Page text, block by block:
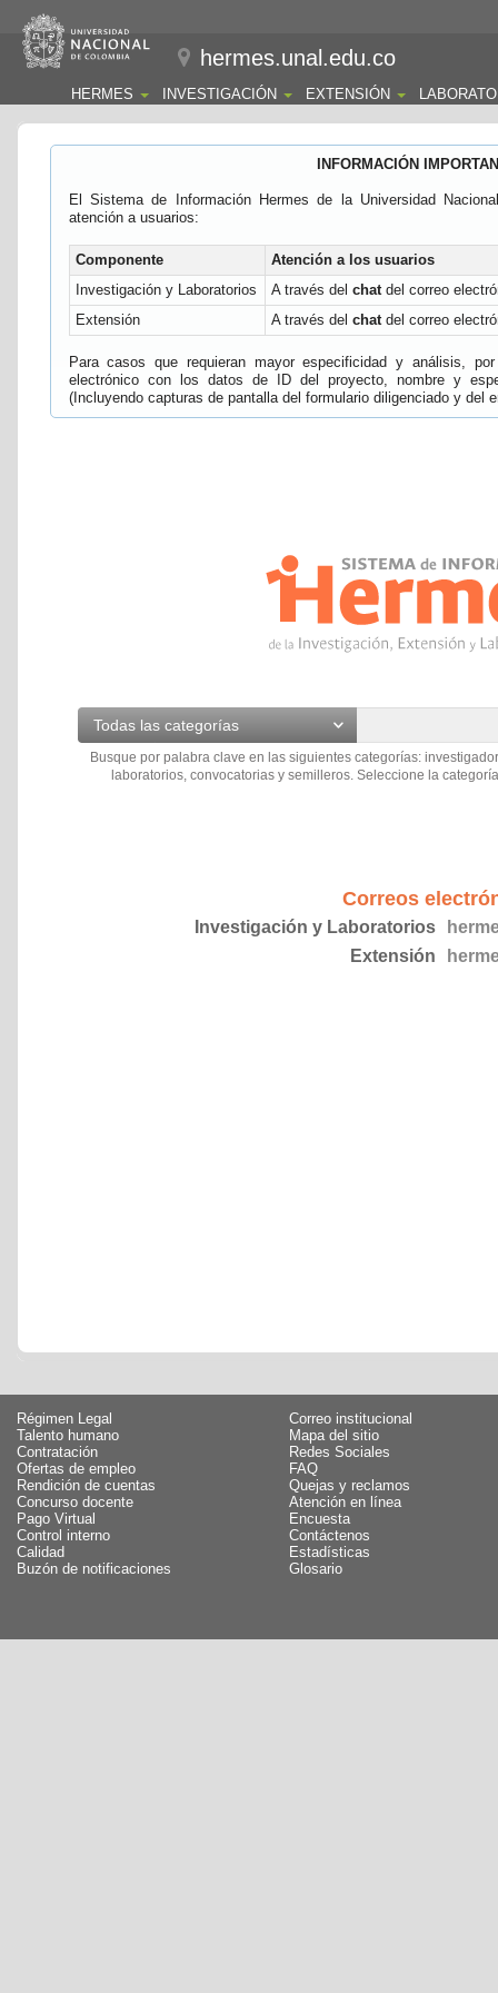
hermes.unal.edu.co
HERMES INVESTIGACIÓN EXTENSIÓN
INFORMACIÓN
El Sistema de Información Hermes de la Universidad
atención a usuarios:
Componente
Atención a los usuarios
Investigación y Laboratorios
A través del chatdel correo
Extensión
A través del chatdel correo
Para casos que requieran mayor especificidad y análisis,
electrónico con los datos de ID del proyecto, nombre y
(Incluyendo capturas de pantalla del formulario diligenciado y del
Todas las categorías
Busque por palabra clave en las siguientes categorías:
laboratorios, convocatorias y semilleros. Seleccione la
Correos
Investigación y Laboratorios
Extensión
Régimen Legal
Talento humano
Contratación
Ofertas de empleo
Rendición de cuentas
Concurso docente
Pago Virtual
Control interno
Calidad
Buzón de notificaciones
Correo institucional
Mapa del sitio
Redes Sociales
FAQ
Quejas y reclamos
Atención en línea
Encuesta
Contáctenos
Estadísticas
Glosario